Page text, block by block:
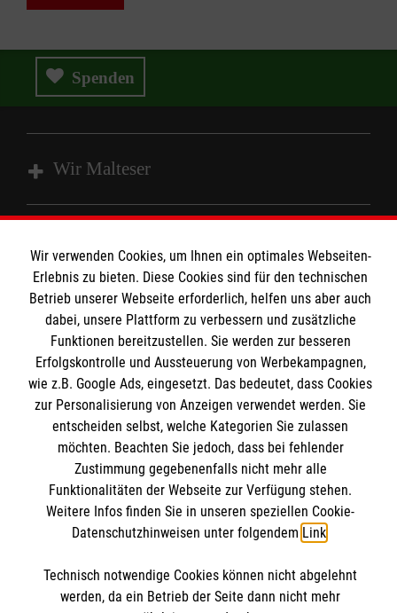
Spenden
Wir Malteser
Spenden und Helfen
Angebote und Leistungen
Unsere Kurse
Mitarbeiten &Stellenangebote
Informationen
Informationen
Kontakt
Impressum
Datenschutz
Malteser online
Malteser online
Malteserorden
Malteser Jugend
Malteser International
Sharepoint
Spendenkonto
Spendenkonto
Empfänger: Malteser Hilfsdienst e.V.
Wir verwenden Cookies, um Ihnen ein optimales Webseiten-
Erlebnis zu bieten. Diese Cookies sind für den technischen
Betrieb unserer Webseite erforderlich, helfen uns aber auch
dabei, unsere Plattform zu verbessern und zusätzliche
Funktionen bereitzustellen. Sie werden zur besseren
Erfolgskontrolle und Aussteuerung von Werbekampagnen,
wie z.B. Google Ads, eingesetzt. Das bedeutet, dass Cookies
zur Personalisierung von Anzeigen verwendet werden. Sie
entscheiden selbst, welche Kategorien Sie zulassen
möchten. Beachten Sie jedoch, dass bei fehlender
Zustimmung gegebenenfalls nicht mehr alle
Funktionalitäten der Webseite zur Verfügung stehen.
Weitere Infos finden Sie in unseren speziellen Cookie-
Datenschutzhinweisen unter folgendem Link.
Technisch notwendige Cookies können nicht abgelehnt
werden, da ein Betrieb der Seite dann nicht mehr